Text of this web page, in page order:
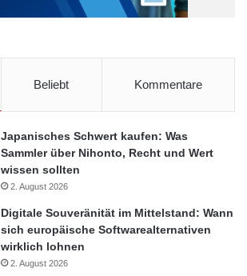
Beliebt Kommentare
Japanisches Schwert kaufen: Was
Sammler über Nihonto, Recht und Wert
wissen sollten
2. August 2026
Digitale Souveränität im Mittelstand: Wann
sich europäische Softwarealternativen
wirklich lohnen
2. August 2026